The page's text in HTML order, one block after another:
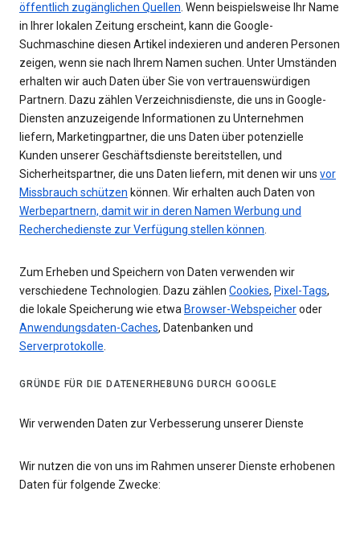
öffentlich zugänglichen Quellen. Wenn beispielsweise Ihr Name
in Ihrer lokalen Zeitung erscheint, kann die Google-
Suchmaschine diesen Artikel indexieren und anderen Personen
zeigen, wenn sie nach Ihrem Namen suchen. Unter Umständen
erhalten wir auch Daten über Sie von vertrauenswürdigen
Partnern. Dazu zählen Verzeichnisdienste, die uns in Google-
Diensten anzuzeigende Informationen zu Unternehmen
liefern, Marketingpartner, die uns Daten über potenzielle
Kunden unserer Geschäftsdienste bereitstellen, und
Sicherheitspartner, die uns Daten liefern, mit denen wir uns vor
Missbrauch schützen können. Wir erhalten auch Daten von
Werbepartnern, damit wir in deren Namen Werbung und
Recherchedienste zur Verfügung stellen können.
Zum Erheben und Speichern von Daten verwenden wir
verschiedene Technologien. Dazu zählen Cookies, Pixel-Tags,
die lokale Speicherung wie etwa Browser-Webspeicheroder
Anwendungsdaten-Caches, Datenbanken und
Serverprotokolle.
GRÜNDE FÜR DIE DATENERHEBUNG DURCH GOOGLE
Wir verwenden Daten zur Verbesserung unserer Dienste
Wir nutzen die von uns im Rahmen unserer Dienste erhobenen
Daten für folgende Zwecke: